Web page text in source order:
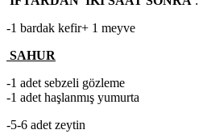
-1 bardak kefir+ 1 meyve
SAHUR
-1 adet sebzeli gözleme
-1 adet haşlanmış yumurta
-5-6 adet zeytin